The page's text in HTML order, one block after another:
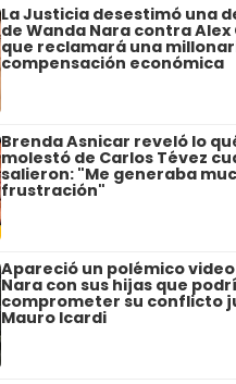
La Justicia desestimó una
de Wanda Nara contra Alex
que reclamará una
compensación económica
Brenda Asnicar reveló lo
molestó de Carlos Tévez
salieron: "Me generaba
frustración"
Apareció un polémico
Nara con sus hijas que
comprometer su conflicto
Mauro Icardi